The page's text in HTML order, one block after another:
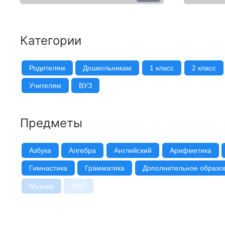
Категории
Родителям Дошкольникам 1 класс 2 класс
Учителям ВУЗ
Предметы
Азбука Алгебра Английский Арифметика
Гимнастика Грамматика Дополнительное
Музыка НВП